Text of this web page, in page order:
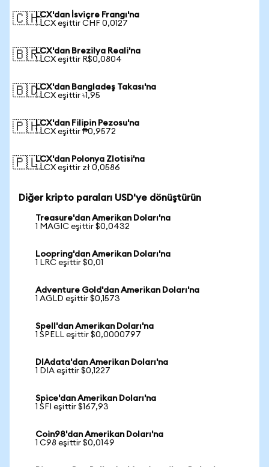
🇨🇭LCX'dan İsviçre Frangı'na
1 LCX eşittir CHF 0,0127
🇧🇷LCX'dan Brezilya Reali'na
1 LCX eşittir R$0,0804
🇧🇩LCX'dan Bangladeş Takası'na
1 LCX eşittir ৳1,95
🇵🇭LCX'dan Filipin Pezosu'na
1 LCX eşittir ₱0,9572
🇵🇱LCX'dan Polonya Zlotisi'na
1 LCX eşittir zł 0,0586
Diğer kripto paraları USD'ye dönüştürün
Treasure'dan Amerikan Doları'na
1 MAGIC eşittir $0,0432
Loopring'dan Amerikan Doları'na
1 LRC eşittir $0,01
Adventure Gold'dan Amerikan Doları'na
1 AGLD eşittir $0,1573
Spell'dan Amerikan Doları'na
1 SPELL eşittir $0,0000797
DIAdata'dan Amerikan Doları'na
1 DIA eşittir $0,1227
Spice'dan Amerikan Doları'na
1 SFI eşittir $167,93
Coin98'dan Amerikan Doları'na
1 C98 eşittir $0,0149